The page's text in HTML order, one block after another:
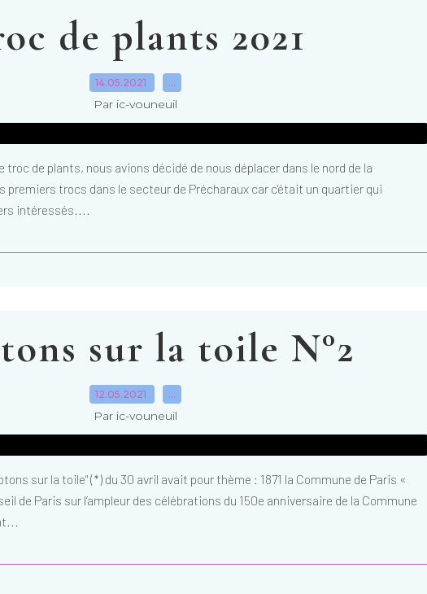
de plants 2021
14.05.2021 …
Par ic-vouneuil
de plants, nous avions décidé de nous déplacer dans le nord de la
trocs dans le secteur de Précharaux car c'était un quartier qui
intéressés....
sur la toile N°2
12.05.2021 …
Par ic-vouneuil
sur la toile" (*) du 30 avril avait pour thème : 1871 la Commune de Paris «
de Paris sur l’ampleur des célébrations du 150e anniversaire de la Commune